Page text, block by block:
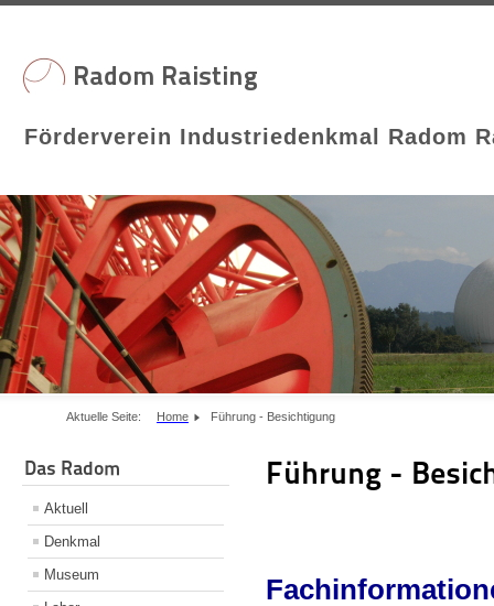
Förderverein Industriedenkmal Radom
Aktuelle Seite: Home Führung - Besichtigung
Das Radom
Aktuell
Denkmal
Museum
Führung -